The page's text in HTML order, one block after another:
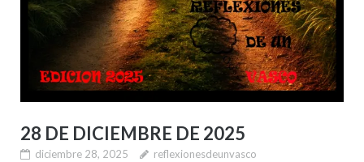
28 DE DICIEMBRE DE 2025
diciembre 28, 2025
reflexionesdeunvasco